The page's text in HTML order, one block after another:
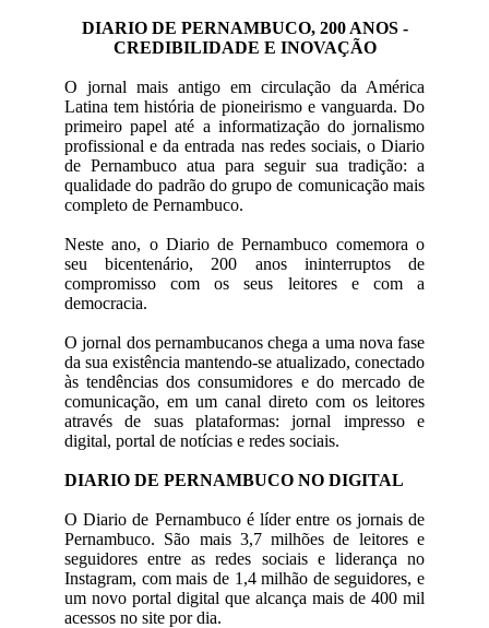
DIARIO DE PERNAMBUCO, 200 ANOS -
CREDIBILIDADE E INOVAÇÃO
O jornal mais antigo em circulação da América
Latina tem história de pioneirismo e vanguarda. Do
primeiro papel até a informatização do jornalismo
profissional e da entrada nas redes sociais, o Diario
de Pernambuco atua para seguir sua tradição: a
qualidade do padrão do grupo de comunicação mais
completo de Pernambuco.
Neste ano, o Diario de Pernambuco comemora o
seu bicentenário, 200 anos ininterruptos de
compromisso com os seus leitores e com a
democracia.
O jornal dos pernambucanos chega a uma nova fase
da sua existência mantendo-se atualizado, conectado
às tendências dos consumidores e do mercado de
comunicação, em um canal direto com os leitores
através de suas plataformas: jornal impresso e
digital, portal de notícias e redes sociais.
DIARIO DE PERNAMBUCO NO DIGITAL
O Diario de Pernambuco é líder entre os jornais de
Pernambuco. São mais 3,7 milhões de leitores e
seguidores entre as redes sociais e liderança no
Instagram, com mais de 1,4 milhão de seguidores, e
um novo portal digital que alcança mais de 400 mil
acessos no site por dia.